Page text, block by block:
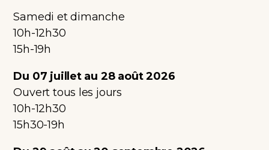
Samedi et dimanche
10h-12h30
15h-19h
Du 07 juillet au 28 août 2026
Ouvert tous les jours
10h-12h30
15h30-19h